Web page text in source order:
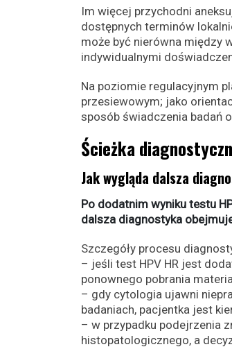
Im więcej przychodni
dostępnych terminów
może być nierówna między
indywidualnymi
Na poziomie regulacyjnym
przesiewowym; jako
sposób świadczenia badań
Ścieżka
Jak wygląda dalsza
Po dodatnim wyniku testu
dalsza diagnostyka
Szczegóły procesu
– jeśli test HPV HR jest
ponownego pobrania
– gdy cytologia ujawni
badaniach, pacjentka jest
– w przypadku podejrzenia
histopatologicznego, a